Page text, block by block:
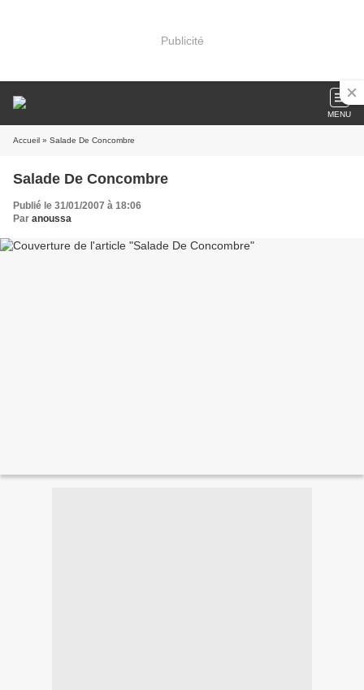
Publicité
MENU
Accueil » Salade De Concombre
Salade De Concombre
Publié le 31/01/2007 à 18:06
Par anoussa